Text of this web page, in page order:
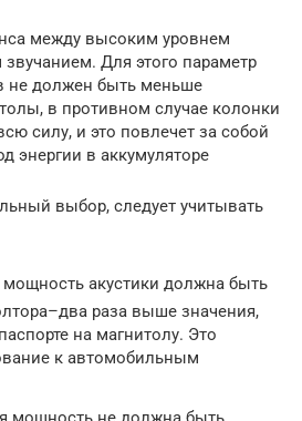
между высоким уровнем
Для этого параметр
не должен быть меньше
в противном случае колонки
силу, и это повлечет за собой
энергии в аккумуляторе
выбор, следует учитывать
акустики должна быть
раза выше значения,
на магнитолу. Это
к автомобильным